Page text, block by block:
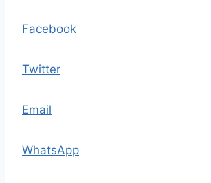
Facebook
Twitter
Email
WhatsApp